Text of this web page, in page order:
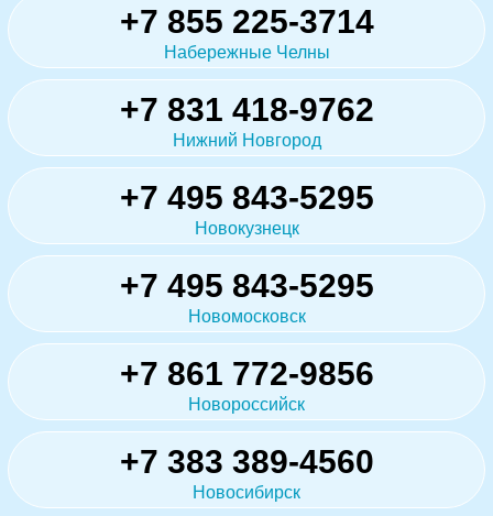
+7 855 225-3714
Набережные Челны
+7 831 418-9762
Нижний Новгород
+7 495 843-5295
Новокузнецк
+7 495 843-5295
Новомосковск
+7 861 772-9856
Новороссийск
+7 383 389-4560
Новосибирск